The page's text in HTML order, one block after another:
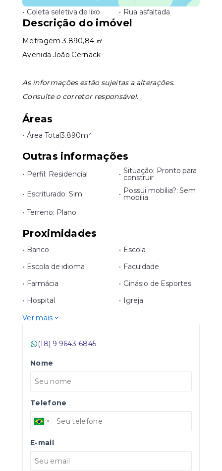
• Coleta seletiva de lixo • Rua asfaltada
Descrição do imóvel
Metragem 3.890,84 ㎡
Avenida João Cernack
As informações estão sujeitas a alterações.
Consulte o corretor responsável.
Áreas
• Área Total3.890m²
Outras informações
• Perfil: Residencial • Situação: Pronto para
construir
• Escriturado: Sim • Possui mobília?: Sem
mobília
• Terreno: Plano
Proximidades
• Banco • Escola
• Escola de idioma • Faculdade
• Farmácia • Ginásio de Esportes
• Hospital • Igreja
Ver mais
(18) 9 9643-6845
Nome
Telefone
E-mail